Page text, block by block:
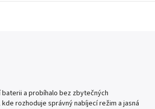
a probíhalo bez zbytečných
rozhoduje správný nabíjecí režim a jasná